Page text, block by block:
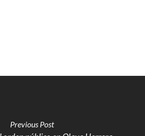
Previous Post